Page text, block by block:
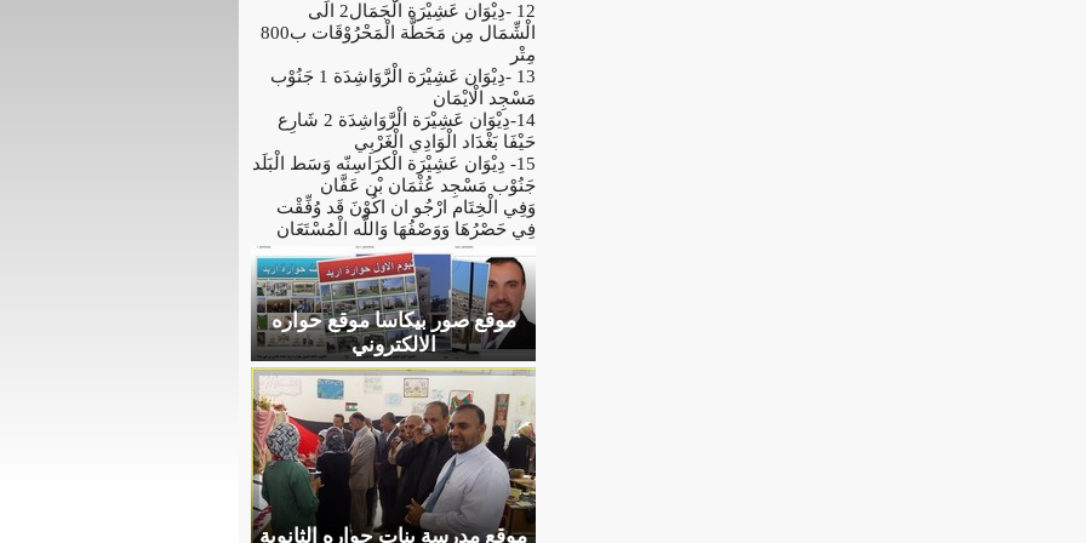
12 -دِيْوَان عَشِيْرَة الْجَمَال2 الَى
الْشِّمَال مِن مَحَطَّة الْمَحْرُوْقَات ب800
مِتْر
13 -دِيْوَان عَشِيْرَة الْرَّوَاشِدَة 1 جَنُوْب
مَسْجِد الْايْمَان
14-دِيْوَان عَشِيْرَة الْرَّوَاشِدَة 2 شَارِع
حَيْفَا بَغْدَاد الْوَادِي الْغَرْبِي
15- دِيْوَان عَشِيْرَة الْكرَاسِنّه وَسَط الْبَلَد
جَنُوْب مَسْجِد عُثْمَان بْن عَفَّان
وَفِي الْخِتَام ارْجُو ان اكُوْنَ قَد وُفِّقْت
فِي حَصْرُهَا وَوَصْفُهَا وَاللَّه الْمُسْتَعَان
موقع صور بيكاسا موقع حواره
الالكتروني
موقع مدرسة بنات حواره الثانوية